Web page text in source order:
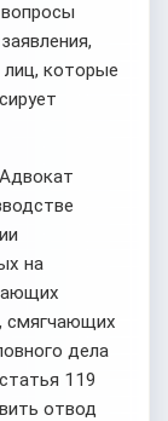
которые
Адвокат
на
смягчающих
дела
119
отвод